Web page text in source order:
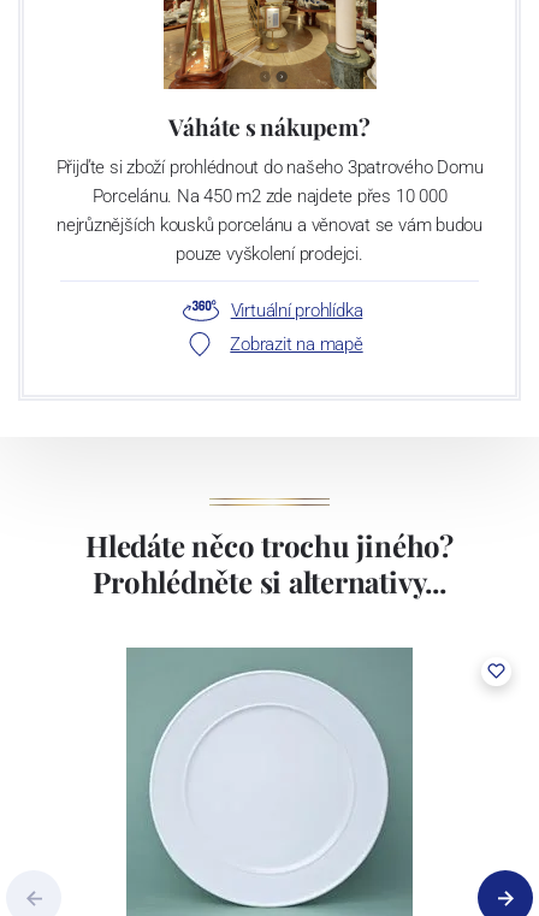
Váháte s nákupem?
Přijďte si zboží prohlédnout do našeho 3patrového Domu
Porcelánu. Na 450 m2 zde najdete přes 10 000
nejrůznějších kousků porcelánu a věnovat se vám budou
pouze vyškolení prodejci.
Virtuální prohlídka
Zobrazit na mapě
Hledáte něco trochu jiného?
Prohlédněte si alternativy...